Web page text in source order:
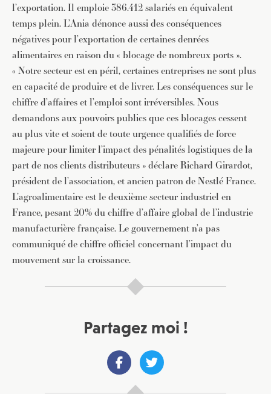
l’exportation. Il emploie 386.412 salariés en équivalent
temps plein. L’Ania dénonce aussi des conséquences
négatives pour l’exportation de certaines denrées
alimentaires en raison du « blocage de nombreux ports ».
« Notre secteur est en péril, certaines entreprises ne sont plus
en capacité de produire et de livrer. Les conséquences sur le
chiffre d’affaires et l’emploi sont irréversibles. Nous
demandons aux pouvoirs publics que ces blocages cessent
au plus vite et soient de toute urgence qualifiés de force
majeure pour limiter l’impact des pénalités logistiques de la
part de nos clients distributeurs » déclare Richard Girardot,
président de l’association, et ancien patron de Nestlé France.
L’agroalimentaire est le deuxième secteur industriel en
France, pesant 20% du chiffre d’affaire global de l’industrie
manufacturière française. Le gouvernement n’a pas
communiqué de chiffre officiel concernant l’impact du
mouvement sur la croissance.
Partagez moi !